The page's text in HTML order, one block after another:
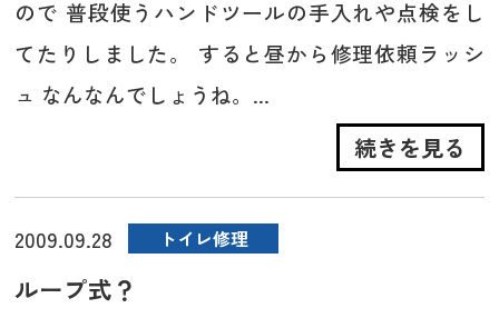
ので 普段使うハンドツールの手入れや点検をし
てたりしました。 すると昼から修理依頼ラッシ
ュ なんなんでしょうね。...
続きを見る
2009.09.28 トイレ修理
ループ式？